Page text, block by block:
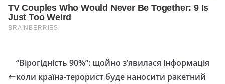
“Вірогідність 90%”: щойно з’явилася інформація
коли країна-терорист буде наносити ракетний